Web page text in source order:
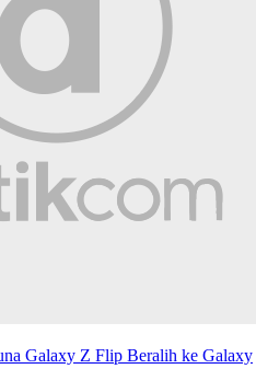
Galaxy Z Flip Beralih ke Galaxy